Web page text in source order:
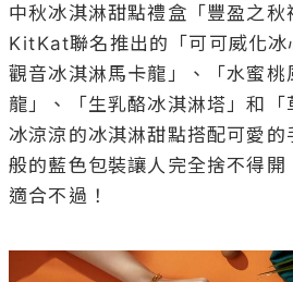
中秋冰淇淋甜點禮盒「豐盈之
KitKat聯名推出的「可可威化冰
觀音冰淇淋馬卡龍」、「水蜜桃
龍」、「生乳酪冰淇淋塔」和
冰涼涼的冰淇淋甜點搭配可愛的
般的藍色包裝讓人完全捨不得開
適合不過！